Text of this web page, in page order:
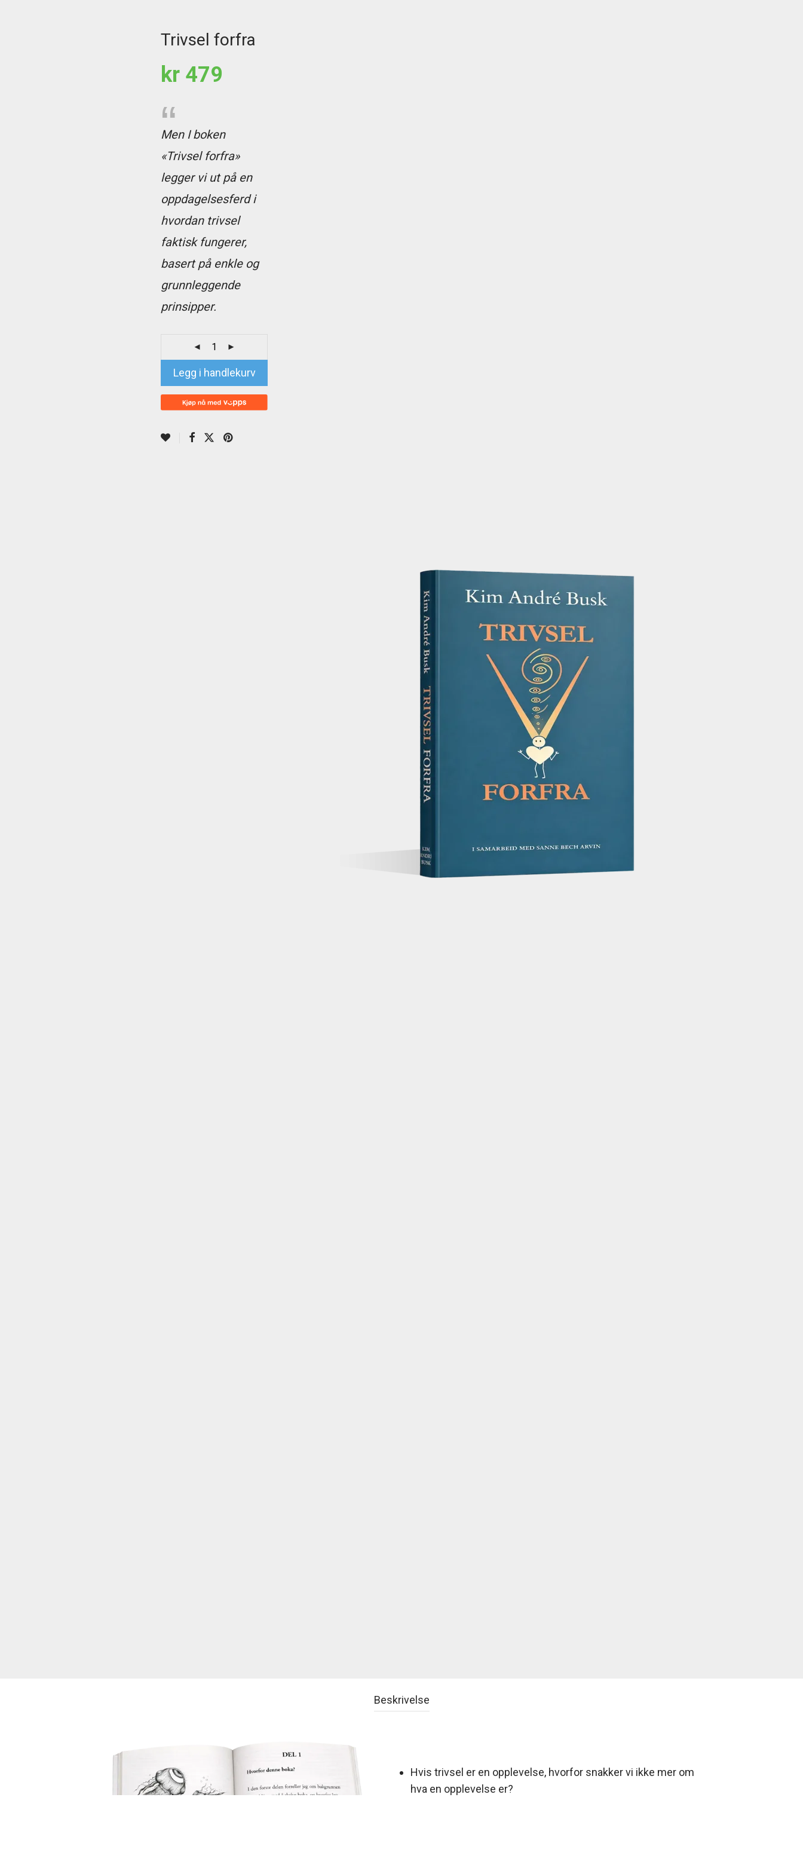
Trivsel forfra
kr 479
Men I boken
«Trivsel forfra»
legger vi ut på en
oppdagelsesferd i
hvordan trivsel
faktisk fungerer,
basert på enkle og
grunnleggende
prinsipper.
Legg i handlekurv
Beskrivelse
Hvis trivsel er en opplevelse, hvorfor snakker vi ikke mer om
hva en opplevelse er?